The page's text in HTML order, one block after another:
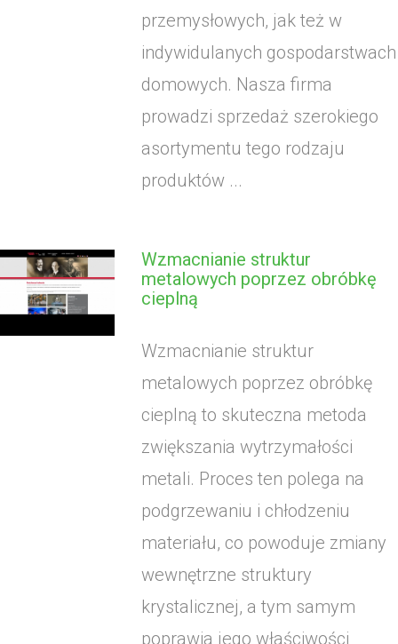
przemysłowych, jak też w
indywidulanych gospodarstwach
domowych. Nasza firma
prowadzi sprzedaż szerokiego
asortymentu tego rodzaju
produktów ...
Wzmacnianie struktur
metalowych poprzez obróbkę
cieplną
Wzmacnianie struktur
metalowych poprzez obróbkę
cieplną to skuteczna metoda
zwiększania wytrzymałości
metali. Proces ten polega na
podgrzewaniu i chłodzeniu
materiału, co powoduje zmiany
wewnętrzne struktury
krystalicznej, a tym samym
poprawia jego właściwości